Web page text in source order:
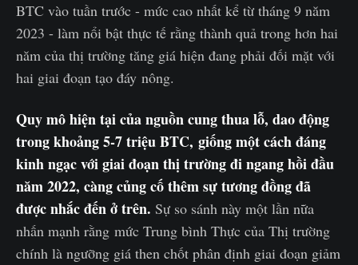
BTC vào tuần trước - mức cao nhất kể từ tháng 9 năm
2023 - làm nổi bật thực tế rằng thành quả trong hơn hai
năm của thị trường tăng giá hiện đang phải đối mặt với
hai giai đoạn tạo đáy nông.
Quy mô hiện tại của nguồn cung thua lỗ, dao động
trong khoảng 5-7 triệu BTC, giống một cách đáng
kinh ngạc với giai đoạn thị trường đi ngang hồi đầu
năm 2022, càng củng cố thêm sự tương đồng đã
được nhắc đến ở trên. Sự so sánh này một lần nữa
nhấn mạnh rằng mức Trung bình Thực của Thị trường
chính là ngưỡng giá then chốt phân định giai đoạn giảm